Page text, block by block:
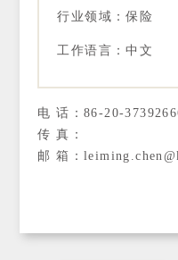
行业领域：保险
工作语言：中文
电 话：86-20-
传 真：
邮 箱：